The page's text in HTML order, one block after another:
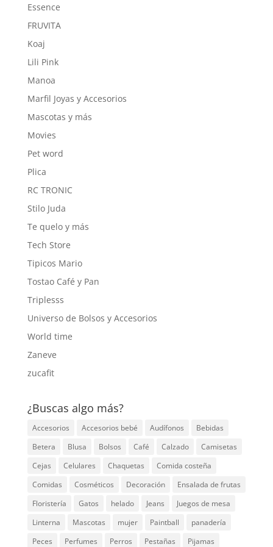
Essence
FRUVITA
Koaj
Lili Pink
Manoa
Marfil Joyas y Accesorios
Mascotas y más
Movies
Pet word
Plica
RC TRONIC
Stilo Juda
Te quelo y más
Tech Store
Tipicos Mario
Tostao Café y Pan
Triplesss
Universo de Bolsos y Accesorios
World time
Zaneve
zucafit
¿Buscas algo más?
Accesorios Accesorios bebé Audífonos
Bebidas
Betera
Blusa Bolsos Café Calzado
Camisetas
Cejas
Celulares Chaquetas
Comida costeña
Comidas
Cosméticos Decoración
Ensalada de frutas
Floristería
Gatos helado Jeans
Juegos de mesa
Linterna
Mascotas mujer Paintball
panadería
Peces
Perfumes Perros Pestañas
Pijamas